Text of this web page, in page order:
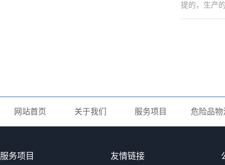
提的，生产
网站首页 关于我们 服务项目 危险品物
服务项目 友情链接